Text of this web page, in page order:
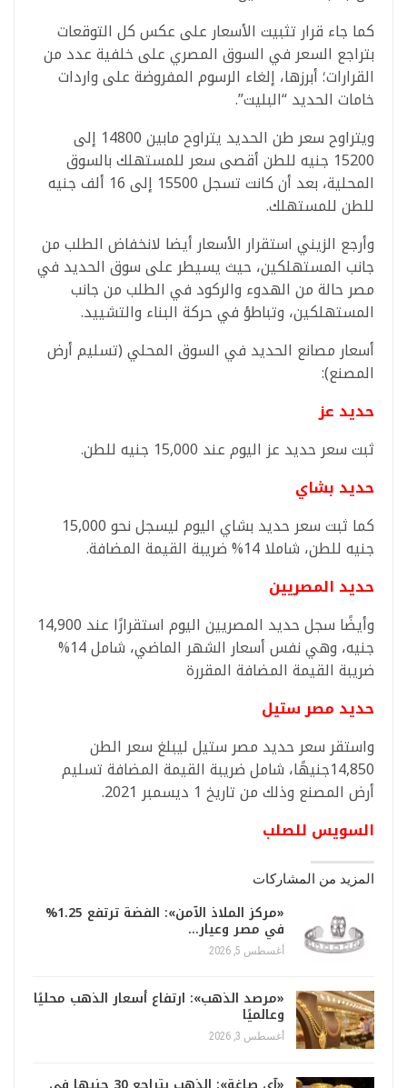
كما جاء قرار تثبيت الأسعار على عكس كل التوقعات
بتراجع السعر في السوق المصري على خلفية عدد من
القرارات؛ أبرزها، إلغاء الرسوم المفروضة على واردات
خامات الحديد “البليت”.
ويتراوح سعر طن الحديد يتراوح مابين 14800 إلى
15200 جنيه للطن أقصى سعر للمستهلك بالسوق
المحلية، بعد أن كانت تسجل 15500 إلى 16 ألف جنيه
للطن للمستهلك.
وأرجع الزيني استقرار الأسعار أيضا لانخفاض الطلب من
جانب المستهلكين، حيث يسيطر على سوق الحديد في
مصر حالة من الهدوء والركود في الطلب من جانب
المستهلكين، وتباطؤ في حركة البناء والتشييد.
أسعار مصانع الحديد في السوق المحلي (تسليم أرض
المصنع):
حديد عز
ثبت سعر حديد عز اليوم عند 15,000 جنيه للطن.
حديد بشاي
كما ثبت سعر حديد بشاي اليوم ليسجل نحو 15,000
جنيه للطن، شاملا 14% ضريبة القيمة المضافة.
حديد المصريين
وأيضًا سجل حديد المصريين اليوم استقرارًا عند 14,900
جنيه، وهي نفس أسعار الشهر الماضي، شامل 14%
ضريبة القيمة المضافة المقررة
حديد مصر ستيل
واستقر سعر حديد مصر ستيل ليبلغ سعر الطن
14,850جنيهًا، شامل ضريبة القيمة المضافة تسليم
أرض المصنع وذلك من تاريخ 1 ديسمبر 2021.
السويس للصلب
المزيد من المشاركات
«مركز الملاذ الآمن»: الفضة ترتفع 1.25%
في مصر وعيار…
أغسطس 5, 2026
«مرصد الذهب»: ارتفاع أسعار الذهب محليًا
وعالميًا
أغسطس 3, 2026